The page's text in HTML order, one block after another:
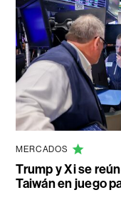
MERCADOS
Trump y Xi se
Taiwán en juego